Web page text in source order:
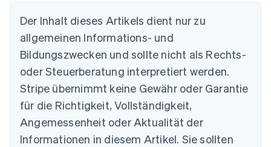
Der Inhalt dieses Artikels dient nur zu
allgemeinen Informations- und
Bildungszwecken und sollte nicht als Rechts-
oder Steuerberatung interpretiert werden.
Stripe übernimmt keine Gewähr oder Garantie
für die Richtigkeit, Vollständigkeit,
Angemessenheit oder Aktualität der
Informationen in diesem Artikel. Sie sollten
Australien
English
Nederlands FrançaisDeutschEnglish
Brasilien
English
Bulgarien
English